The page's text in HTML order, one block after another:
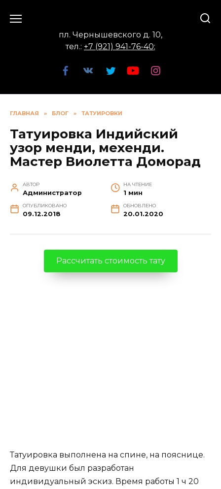
пл. Чернышевского д. 10,
тел.: +7 (921) 941-76-40;
ГЛАВНАЯ » БЛОГ » ТАТУИРОВКИ
Татуировка Индийский
узор менди, мехенди.
Мастер Виолетта Доморад
АВТОР
Администратор
НА ЧТЕНИЕ
1 мин
ОПУБЛИКОВАНО
09.12.2018
ОБНОВЛЕНО
20.01.2020
Рассчитать стоимость тату
Татуировка выполнена на спине, на пояснице.
Для девушки был разработан
индивидуальный эскиз. Время работы 1 ч 20